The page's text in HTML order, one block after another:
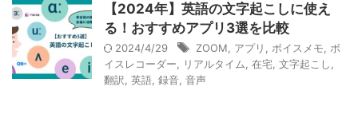
【2024年】英語の文字起こしに使え
る！おすすめアプリ3選を比較
2024/4/29 ZOOM アプリ ボイスメモ
ボ
イスレコーダー
リアルタイム 在宅 文字起こし
翻訳 英語 録音 音声